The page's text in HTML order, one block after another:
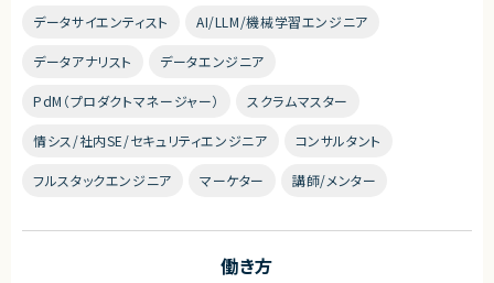
データサイエンティスト AI/LLM/機械学習エンジニア
データアナリスト データエンジニア
PdM（プロダクトマネージャー） スクラムマスター
情シス/社内SE/セキュリティエンジニア コンサルタント
フルスタックエンジニア マーケター 講師/メンター
働き方